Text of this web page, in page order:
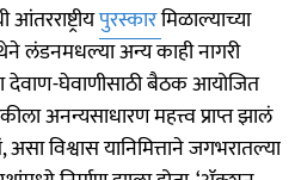
पुरस्कारमिळाल्याच्या
लंडनमधल्या अन्य काही नागरी
घेवाणीसाठी बैठक आयोजित
अनन्यसाधारण महत्त्व प्राप्त झालं
विश्वास यानिमित्ताने जगभरातल्या